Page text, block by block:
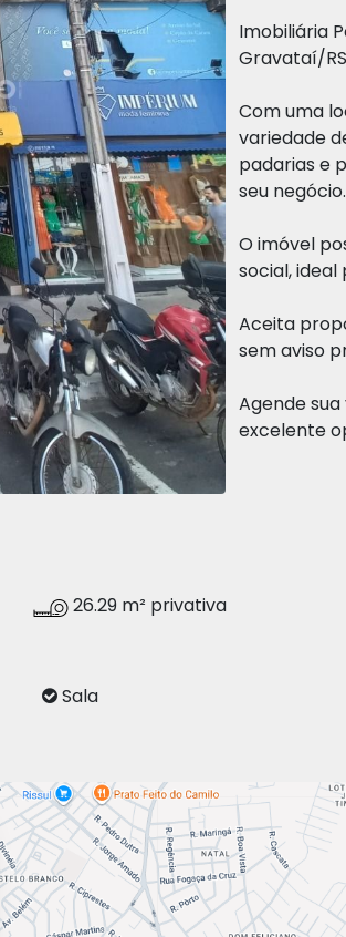
26.29 m² privativa
Sala
Imobiliária
Gravataí/
Com uma
variedade
padarias e
seu negócio.
O imóvel
social,
Aceita
sem aviso
Agende
excelente